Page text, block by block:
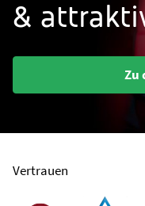
&
Zu
Vertrauen